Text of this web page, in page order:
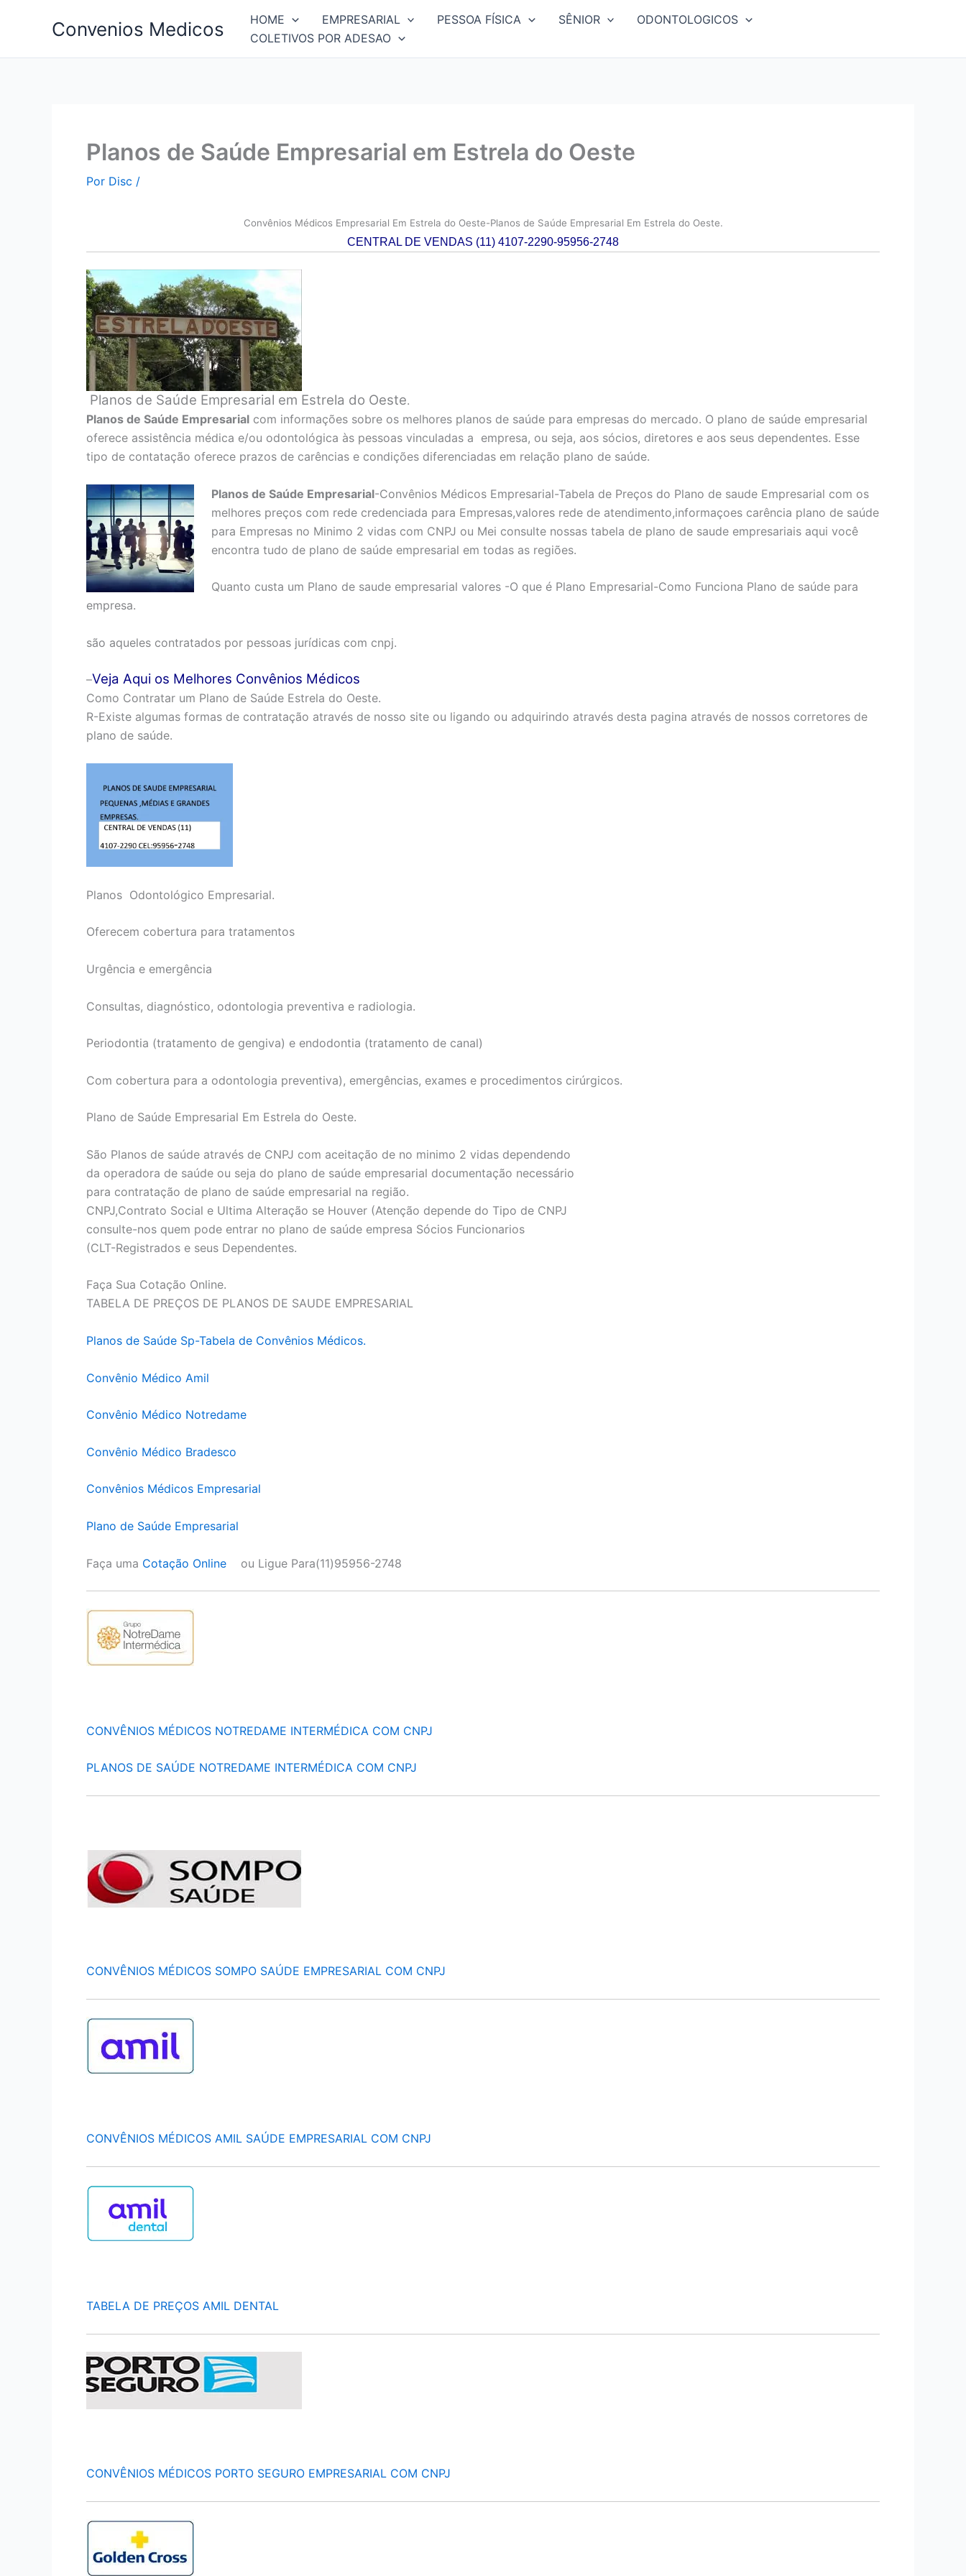
Convenios Medicos HOME EMPRESARIAL PESSOA FÍSICA SÊNIOR
ODONTOLOGICOS
COLETIVOS POR ADESAO
Planos de Saúde Empresarial em Estrela do Oeste
Por Disc /
Convênios Médicos Empresarial Em Estrela do Oeste-Planos de Saúde Empresarial Em Estrela do Oeste.
CENTRAL DE VENDAS (11) 4107-2290-95956-2748
Planos de Saúde Empresarial em Estrela do Oeste.
Planos de Saúde Empresarial com informações sobre os melhores planos de saúde para empresas do mercado. O plano de saúde empresarial
oferece assistência médica e/ou odontológica às pessoas vinculadas a empresa, ou seja, aos sócios, diretores e aos seus dependentes. Esse
tipo de contatação oferece prazos de carências e condições diferenciadas em relação plano de saúde.
Planos de Saúde Empresarial-Convênios Médicos Empresarial-Tabela de Preços do Plano de saude Empresarial com os
melhores preços com rede credenciada para Empresas,valores rede de atendimento,informaçoes carência plano de saúde
para Empresas no Minimo 2 vidas com CNPJ ou Mei consulte nossas tabela de plano de saude empresariais aqui você
encontra tudo de plano de saúde empresarial em todas as regiões.
Quanto custa um Plano de saude empresarial valores -O que é Plano Empresarial-Como Funciona Plano de saúde para
empresa.
são aqueles contratados por pessoas jurídicas com cnpj.
–Veja Aqui os Melhores Convênios Médicos
Como Contratar um Plano de Saúde Estrela do Oeste.
R-Existe algumas formas de contratação através de nosso site ou ligando ou adquirindo através desta pagina através de nossos corretores de
plano de saúde.
Planos Odontológico Empresarial.
Oferecem cobertura para tratamentos
Urgência e emergência
Consultas, diagnóstico, odontologia preventiva e radiologia.
Periodontia (tratamento de gengiva) e endodontia (tratamento de canal)
Com cobertura para a odontologia preventiva), emergências, exames e procedimentos cirúrgicos.
Plano de Saúde Empresarial Em Estrela do Oeste.
São Planos de saúde através de CNPJ com aceitação de no minimo 2 vidas dependendo
da operadora de saúde ou seja do plano de saúde empresarial documentação necessário
para contratação de plano de saúde empresarial na região.
CNPJ,Contrato Social e Ultima Alteração se Houver (Atenção depende do Tipo de CNPJ
consulte-nos quem pode entrar no plano de saúde empresa Sócios Funcionarios
(CLT-Registrados e seus Dependentes.
Faça Sua Cotação Online.
TABELA DE PREÇOS DE PLANOS DE SAUDE EMPRESARIAL
Planos de Saúde Sp-Tabela de Convênios Médicos.
Convênio Médico Amil
Convênio Médico Notredame
Convênio Médico Bradesco
Convênios Médicos Empresarial
Plano de Saúde Empresarial
Faça uma Cotação Online ou Ligue Para(11)95956-2748
CONVÊNIOS MÉDICOS NOTREDAME INTERMÉDICA COM CNPJ
PLANOS DE SAÚDE NOTREDAME INTERMÉDICA COM CNPJ
CONVÊNIOS MÉDICOS SOMPO SAÚDE EMPRESARIAL COM CNPJ
CONVÊNIOS MÉDICOS AMIL SAÚDE EMPRESARIAL COM CNPJ
TABELA DE PREÇOS AMIL DENTAL
CONVÊNIOS MÉDICOS PORTO SEGURO EMPRESARIAL COM CNPJ